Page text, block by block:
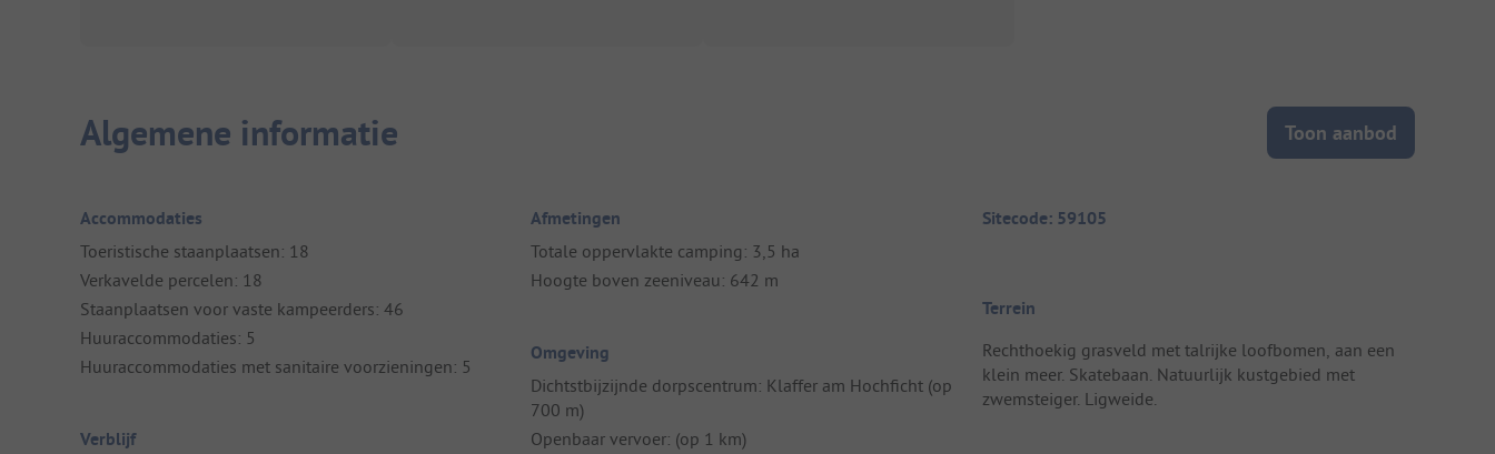
Algemene informatie Toon aanbod
Accommodaties
Toeristische staanplaatsen: 18
Verkavelde percelen: 18
Staanplaatsen voor vaste kampeerders: 46
Huuraccommodaties: 5
Huuraccommodaties met sanitaire voorzieningen: 5
Verblijf
Afmetingen
Totale oppervlakte camping: 3,5 ha
Hoogte boven zeeniveau: 642 m
Omgeving
Dichtstbijzijnde dorpscentrum: Klaffer am Hochficht (op
700 m)
Openbaar vervoer: (op 1 km)
Sitecode: 59105
Terrein
Rechthoekig grasveld met talrijke loofbomen, aan een
klein meer. Skatebaan. Natuurlijk kustgebied met
zwemsteiger. Ligweide.